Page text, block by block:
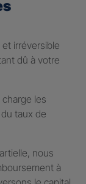
irréversible
dû à votre
charge les
taux de
nous
à